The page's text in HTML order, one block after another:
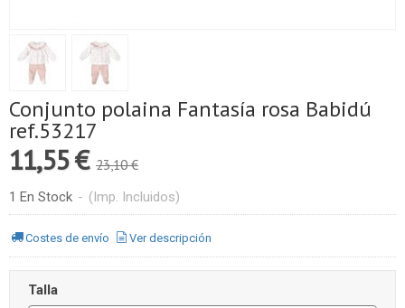
Conjunto polaina Fantasía rosa Babidú
ref.53217
11,55 € 23,10 €
1 En Stock - (Imp. Incluidos)
Costes de envío Ver descripción
Talla